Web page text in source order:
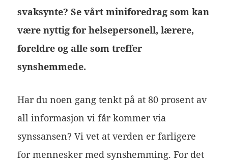
svaksynte? Se vårt miniforedrag som kan
være nyttig for helsepersonell, lærere,
foreldre og alle som treffer
synshemmede.
Har du noen gang tenkt på at 80 prosent av
all informasjon vi får kommer via
synssansen? Vi vet at verden er farligere
for mennesker med synshemming. For det